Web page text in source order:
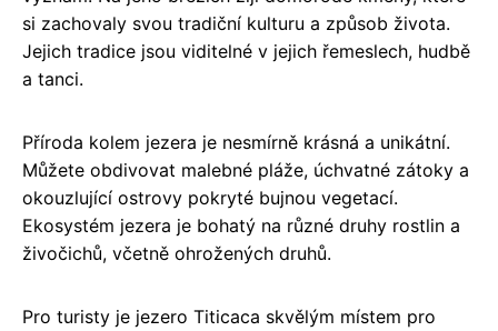
si zachovaly svou tradiční kulturu a způsob života.
Jejich tradice jsou viditelné v jejich řemeslech, hudbě
a tanci.
Příroda kolem jezera je nesmírně krásná a unikátní.
Můžete obdivovat malebné pláže, úchvatné zátoky a
okouzlující ostrovy pokryté bujnou vegetací.
Ekosystém jezera je bohatý na různé druhy rostlin a
živočichů, včetně ohrožených druhů.
Pro turisty je jezero Titicaca skvělým místem pro